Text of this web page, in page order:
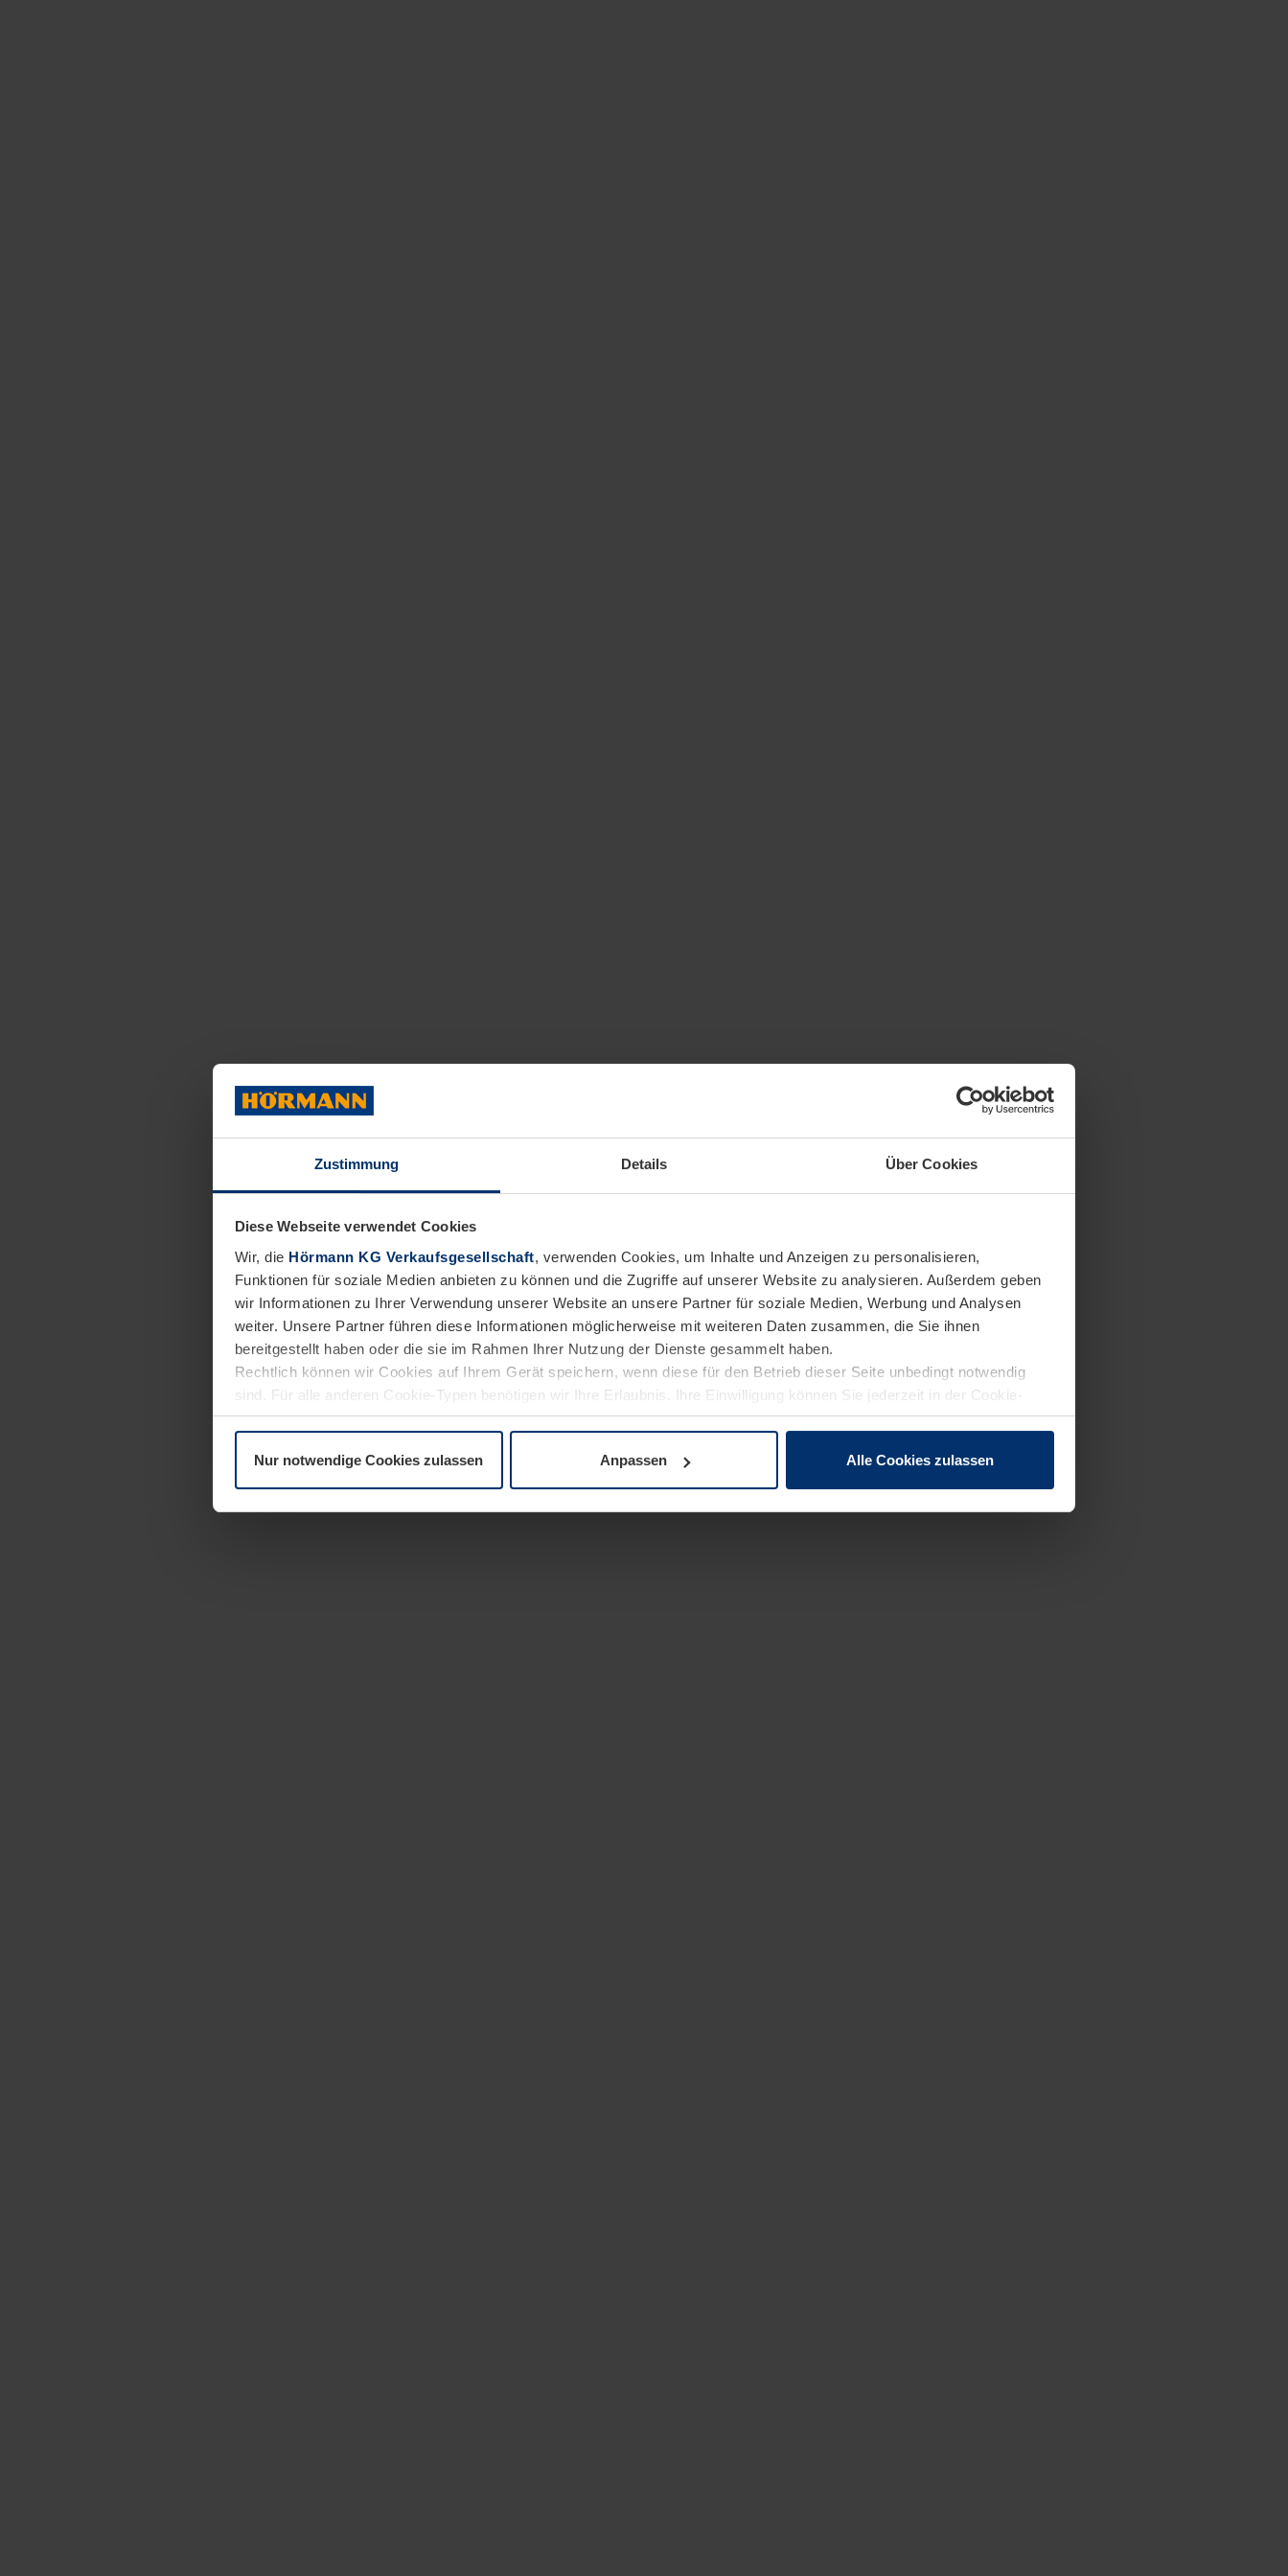
Zustimmung Details Über Cookies
Diese Webseite verwendet Cookies
Wir, die Hörmann KG Verkaufsgesellschaft, verwenden Cookies, um Inhalte und Anzeigen zu personalisieren,
Funktionen für soziale Medien anbieten zu können und die Zugriffe auf unserer Website zu analysieren. Außerdem geben
wir Informationen zu Ihrer Verwendung unserer Website an unsere Partner für soziale Medien, Werbung und Analysen
weiter. Unsere Partner führen diese Informationen möglicherweise mit weiteren Daten zusammen, die Sie ihnen
bereitgestellt haben oder die sie im Rahmen Ihrer Nutzung der Dienste gesammelt haben.
Rechtlich können wir Cookies auf Ihrem Gerät speichern, wenn diese für den Betrieb dieser Seite unbedingt notwendig
sind. Für alle anderen Cookie-Typen benötigen wir Ihre Erlaubnis. Ihre Einwilligung können Sie jederzeit in der Cookie-
Erläuterung auf der SeiteDatenschutzerklärungunserer Website ändern oder widerrufen.
Nur notwendige Cookies zulassen Anpassen Alle Cookies zulassen